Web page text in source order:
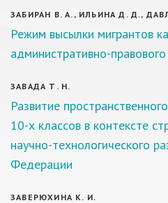
ЗАБИРАН В. А., ИЛЬИНА Д. Д.,
Режим высылки мигрантов
административно-
ЗАВАДА Т. Н.
Развитие
10-х классов в контексте
научно-технологического
Федерации
ЗАВЕРЮХИНА К. И.